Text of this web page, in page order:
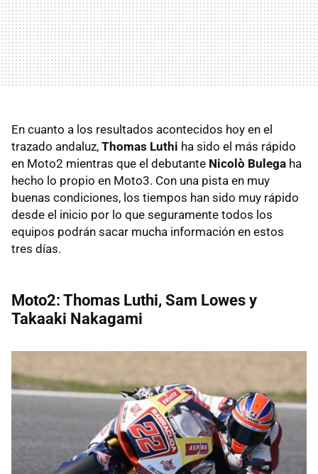
En cuanto a los resultados acontecidos hoy en el
trazado andaluz, Thomas Luthi ha sido el más rápido
en Moto2 mientras que el debutante Nicolò Bulega ha
hecho lo propio en Moto3. Con una pista en muy
buenas condiciones, los tiempos han sido muy rápido
desde el inicio por lo que seguramente todos los
equipos podrán sacar mucha información en estos
tres días.
Moto2: Thomas Luthi, Sam Lowes y
Takaaki Nakagami